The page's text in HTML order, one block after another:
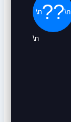
\n?‍?\n
\n